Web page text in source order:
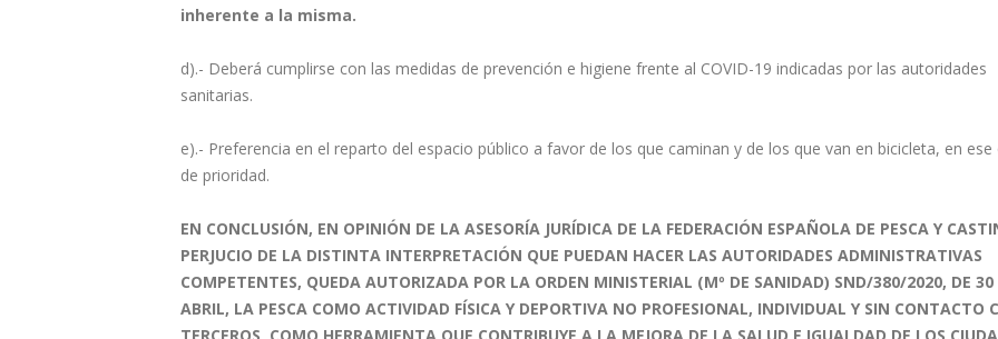
inherente a la misma.
d).- Deberá cumplirse con las medidas de prevención e higiene frente al COVID-19 indicadas por las autoridades
sanitarias.
e).- Preferencia en el reparto del espacio público a favor de los que caminan y de los que van en bicicleta, en ese
de prioridad.
EN CONCLUSIÓN, EN OPINIÓN DE LA ASESORÍA JURÍDICA DE LA FEDERACIÓN ESPAÑOLA DE PESCA Y
PERJUCIO DE LA DISTINTA INTERPRETACIÓN QUE PUEDAN HACER LAS AUTORIDADES ADMINISTRATIVAS
COMPETENTES, QUEDA AUTORIZADA POR LA ORDEN MINISTERIAL (Mº DE SANIDAD) SND/380/2020, DE 30
ABRIL, LA PESCA COMO ACTIVIDAD FÍSICA Y DEPORTIVA NO PROFESIONAL, INDIVIDUAL Y SIN CONTACTO